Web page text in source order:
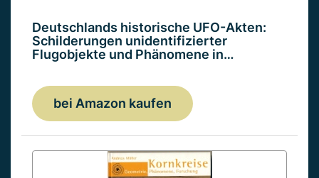
Deutschlands historische UFO-Akten:
Schilderungen unidentifizierter
Flugobjekte und Phänomene in…
bei Amazon kaufen